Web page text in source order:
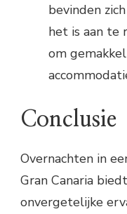
bevinden
het is aan te
om
Conclusie
Overnachten in
Gran Canaria
onvergetelijke